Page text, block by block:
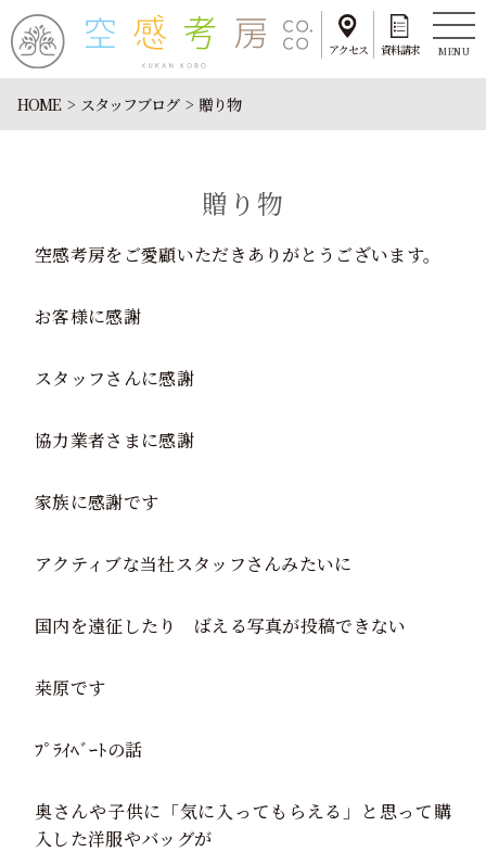
アクセス 資料請求 MENU
HOME スタッフブログ 贈り物
贈り物
空感考房をご愛顧いただきありがとうございます。
お客様に感謝
スタッフさんに感謝
協力業者さまに感謝
家族に感謝です
アクティブな当社スタッフさんみたいに
国内を遠征したり ばえる写真が投稿できない
桒原です
ﾌﾟﾗｲﾍﾞｰﾄの話
奥さんや子供に「気に入ってもらえる」と思って購
入した洋服やバッグが